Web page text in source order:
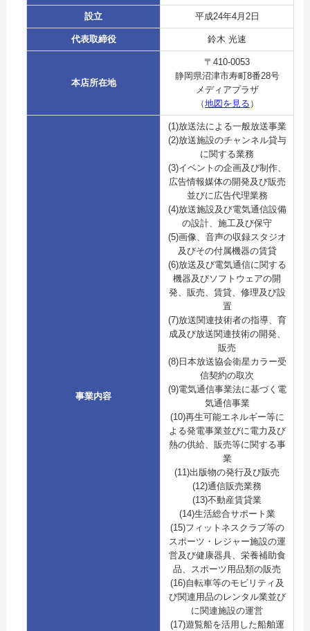
設立 平成24年4月2日
代表取締役 鈴木 光速
本店所在地
〒410-0053
静岡県沼津市寿町8番28号
メディアプラザ
（地図を見る ）
事業内容
(1)放送法による一般放送事業
(2)放送施設のチャンネル貸与
に関する業務
(3)イベントの企画及び制作、
広告情報媒体の開発及び販売
並びに広告代理業務
(4)放送施設及び電気通信設備
の設計、施工及び保守
(5)画像、音声の収録スタジオ
及びその付属機器の賃貸
(6)放送及び電気通信に関する
機器及びソフトウェアの開
発、販売、賃貸、修理及び設
置
(7)放送関連技術者の指導、育
成及び放送関連技術の開発、
販売
(8)日本放送協会衛星カラー受
信契約の取次
(9)電気通信事業法に基づく電
気通信事業
(10)再生可能エネルギー等に
よる発電事業並びに電力及び
熱の供給、販売等に関する事
業
(11)出版物の発行及び販売
(12)通信販売業務
(13)不動産賃貸業
(14)生活総合サポート業
(15)フィットネスクラブ等の
スポーツ・レジャー施設の運
営及び健康器具、栄養補助食
品、スポーツ用品類の販売
(16)自転車等のモビリティ及
び関連用品のレンタル業並び
に関連施設の運営
(17)遊覧船を活用した船舶運